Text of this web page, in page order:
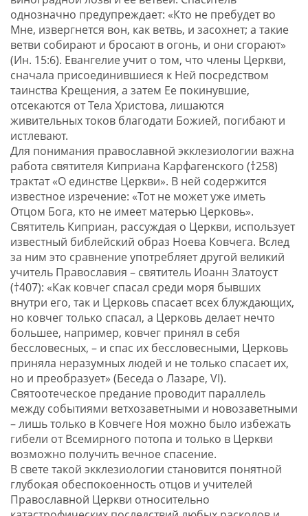
однозначно предупреждает: «Кто не пребудет во
Мне, извергнется вон, как ветвь, и засохнет; а такие
ветви собирают и бросают в огонь, и они сгорают»
(Ин. 15:6). Евангелие учит о том, что члены Церкви,
сначала присоединившиеся к Ней посредством
таинства Крещения, а затем Ее покинувшие,
отсекаются от Тела Христова, лишаются
живительных токов благодати Божией, погибают и
истлевают.
Для понимания православной экклезиологии важна
работа святителя Киприана Карфагенского (†258)
трактат «О единстве Церкви». В ней содержится
известное изречение: «Тот не может уже иметь
Отцом Бога, кто не имеет матерью Церковь».
Святитель Киприан, рассуждая о Церкви, использует
известный библейский образ Ноева Ковчега. Вслед
за ним это сравнение употребляет другой великий
учитель Православия – святитель Иоанн Златоуст
(†407): «Как ковчег спасал среди моря бывших
внутри его, так и Церковь спасает всех блуждающих,
но ковчег только спасал, а Церковь делает нечто
большее, например, ковчег принял в себя
бессловесных, – и спас их бессловесными, Церковь
приняла неразумных людей и не только спасает их,
но и преобразует» (Беседа о Лазаре, VI).
Святоотеческое предание проводит параллель
между событиями ветхозаветными и новозаветными
– лишь только в Ковчеге Ноя можно было избежать
гибели от Всемирного потопа и только в Церкви
возможно получить вечное спасение.
В свете такой экклезиологии становится понятной
глубокая обеспокоенность отцов и учителей
Православной Церкви относительно